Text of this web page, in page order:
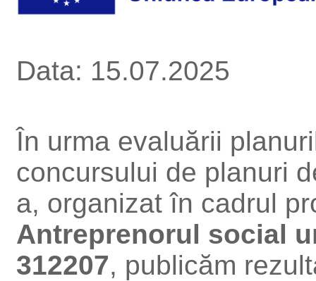
Data: 15.07.2025
În urma evaluării
concursului de planuri
a, organizat în cadrul
Antreprenorul social
312207, publicăm